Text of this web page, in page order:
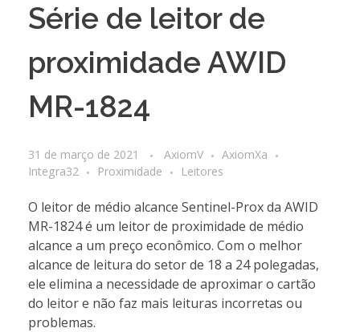
Série de leitor de
proximidade AWID
MR-1824
31 de março de 2021 AxiomV
AxiomXa
Integra32
Proximidade Leitores
O leitor de médio alcance Sentinel-Prox da AWID
MR-1824 é um leitor de proximidade de médio
alcance a um preço econômico. Com o melhor
alcance de leitura do setor de 18 a 24 polegadas,
ele elimina a necessidade de aproximar o cartão
do leitor e não faz mais leituras incorretas ou
problemas.